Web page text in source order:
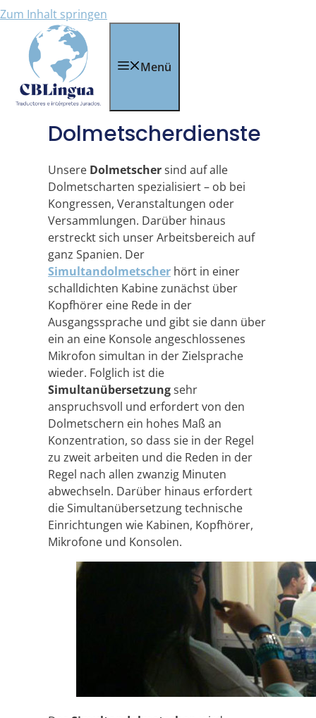
Zum Inhalt springen
Menü
Dolmetscherdienste
Unsere Dolmetschersind auf alle
Dolmetscharten spezialisiert – ob bei
Kongressen, Veranstaltungen oder
Versammlungen. Darüber hinaus
erstreckt sich unser Arbeitsbereich auf
ganz Spanien. Der
Simultandolmetscher hört in einer
schalldichten Kabine zunächst über
Kopfhörer eine Rede in der
Ausgangssprache und gibt sie dann über
ein an eine Konsole angeschlossenes
Mikrofon simultan in der Zielsprache
wieder. Folglich ist die
Simultanübersetzungsehr
anspruchsvoll und erfordert von den
Dolmetschern ein hohes Maß an
Konzentration, so dass sie in der Regel
zu zweit arbeiten und die Reden in der
Regel nach allen zwanzig Minuten
abwechseln. Darüber hinaus erfordert
die Simultanübersetzung technische
Einrichtungen wie Kabinen, Kopfhörer,
Mikrofone und Konsolen.